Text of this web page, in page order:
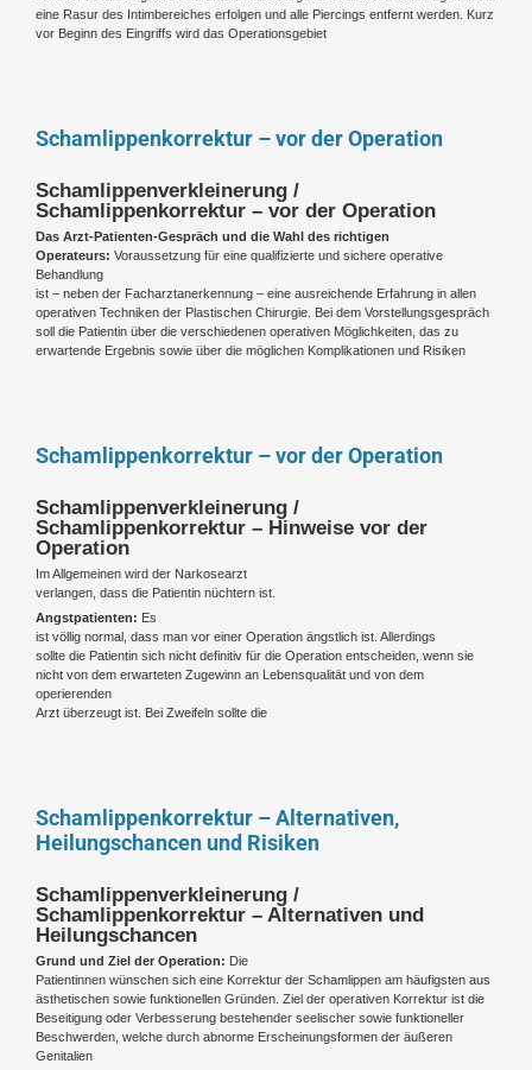
eine Rasur des Intimbereiches erfolgen und alle Piercings entfernt werden. Kurz
vor Beginn des Eingriffs wird das Operationsgebiet
Schamlippenkorrektur – vor der Operation
Schamlippenverkleinerung /
Schamlippenkorrektur – vor der Operation
Das Arzt-Patienten-Gespräch und die Wahl des richtigen
Operateurs: Voraussetzung für eine qualifizierte und sichere operative
Behandlung
ist – neben der Facharztanerkennung – eine ausreichende Erfahrung in allen
operativen Techniken der Plastischen Chirurgie. Bei dem Vorstellungsgespräch
soll die Patientin über die verschiedenen operativen Möglichkeiten, das zu
erwartende Ergebnis sowie über die möglichen Komplikationen und Risiken
Schamlippenkorrektur – vor der Operation
Schamlippenverkleinerung /
Schamlippenkorrektur – Hinweise vor der
Operation
Im Allgemeinen wird der Narkosearzt
verlangen, dass die Patientin nüchtern ist.
Angstpatienten: Es
ist völlig normal, dass man vor einer Operation ängstlich ist. Allerdings
sollte die Patientin sich nicht definitiv für die Operation entscheiden, wenn sie
nicht von dem erwarteten Zugewinn an Lebensqualität und von dem
operierenden
Arzt überzeugt ist. Bei Zweifeln sollte die
Schamlippenkorrektur – Alternativen,
Heilungschancen und Risiken
Schamlippenverkleinerung /
Schamlippenkorrektur – Alternativen und
Heilungschancen
Grund und Ziel der Operation: Die
Patientinnen wünschen sich eine Korrektur der Schamlippen am häufigsten aus
ästhetischen sowie funktionellen Gründen. Ziel der operativen Korrektur ist die
Beseitigung oder Verbesserung bestehender seelischer sowie funktioneller
Beschwerden, welche durch abnorme Erscheinungsformen der äußeren
Genitalien